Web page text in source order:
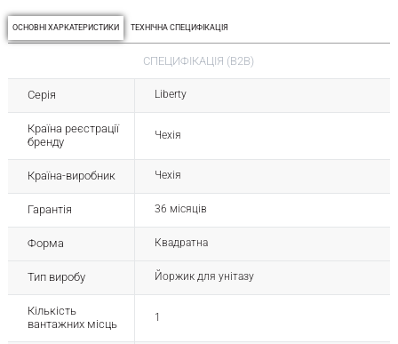
ОСНОВНІ ХАРКАТЕРИСТИКИ ТЕХНІЧНА СПЕЦИФІКАЦІЯ
СПЕЦИФІКАЦІЯ (B2B)
Серія Liberty
Країна реєстрації
бренду
Чехія
Країна-виробник Чехія
Гарантія 36 місяців
Форма Квадратна
Тип виробу Йоржик для унітазу
Кількість
вантажних місць
1